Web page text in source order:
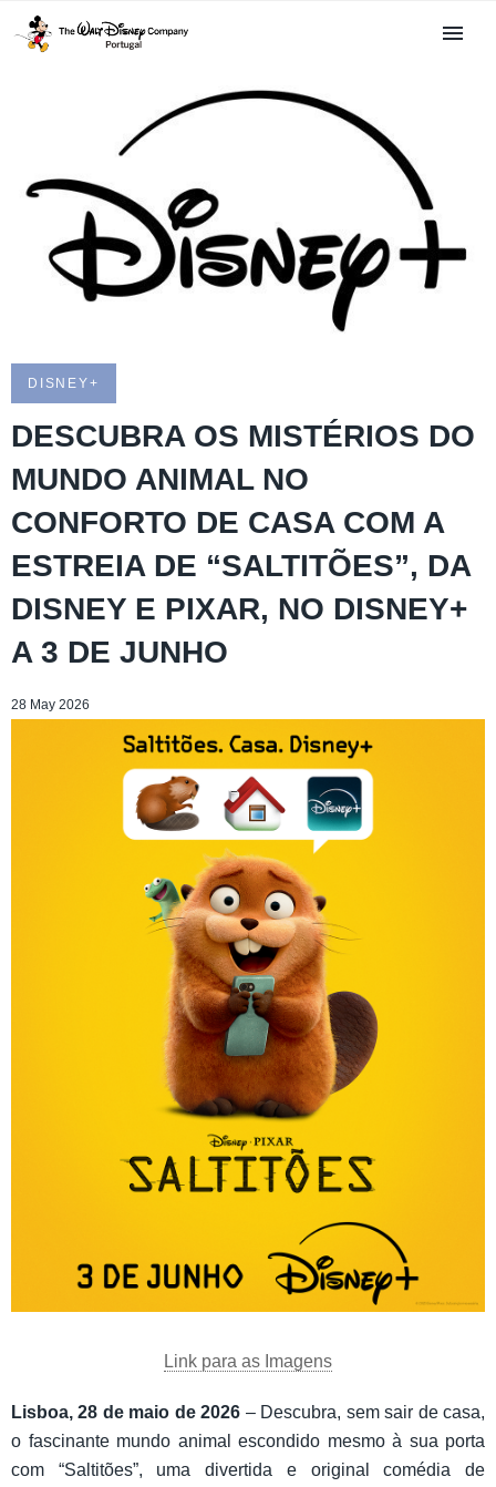
DISNEY+
DESCUBRA OS MISTÉRIOS DO
MUNDO ANIMAL NO
CONFORTO DE CASA COM A
ESTREIA DE “SALTITÕES”, DA
DISNEY E PIXAR, NO DISNEY+
A 3 DE JUNHO
28 May 2026
Link para as Imagens
Lisboa, 28 de maio de 2026 – Descubra, sem sair de casa,
o fascinante mundo animal escondido mesmo à sua porta
com “Saltitões”, uma divertida e original comédia de